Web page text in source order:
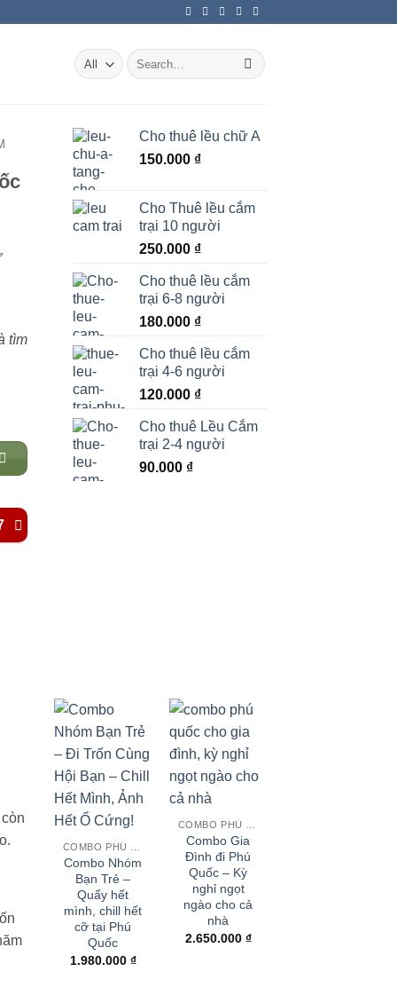
Search
for:
tìm
Cho thuê lều chữ A
150.000 ₫
Cho Thuê lều cắm
trại 10 người
250.000 ₫
Cho thuê lều cắm
trại 6-8 người
180.000 ₫
Cho thuê lều cắm
trại 4-6 người
120.000 ₫
Cho thuê Lều Cắm
trại 2-4 người
90.000 ₫
Combo Nhóm
Bạn Trẻ –
Quẩy hết
mình, chill hết
cỡ tại Phú
Quốc
1.980.000 ₫
Combo Gia
Đình đi Phú
Quốc – Kỳ
nghỉ ngọt
ngào cho cả
nhà
2.650.000 ₫